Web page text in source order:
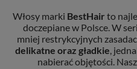
Włosy marki BestHair to
doczepiane w Polsce. W
mniej restrykcyjnych
delikatne oraz gładkie ,
nabierać objętości.